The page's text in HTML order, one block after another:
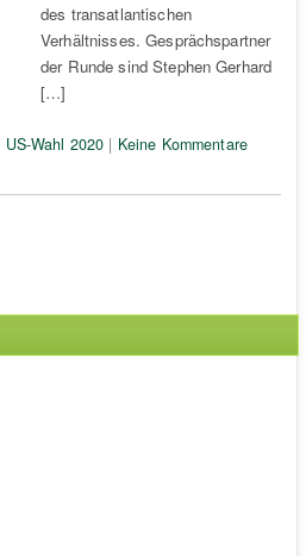
des transatlantischen
Verhältnisses. Gesprächspartner
der Runde sind Stephen Gerhard
[…]
US-Wahl 2020 | Keine Kommentare